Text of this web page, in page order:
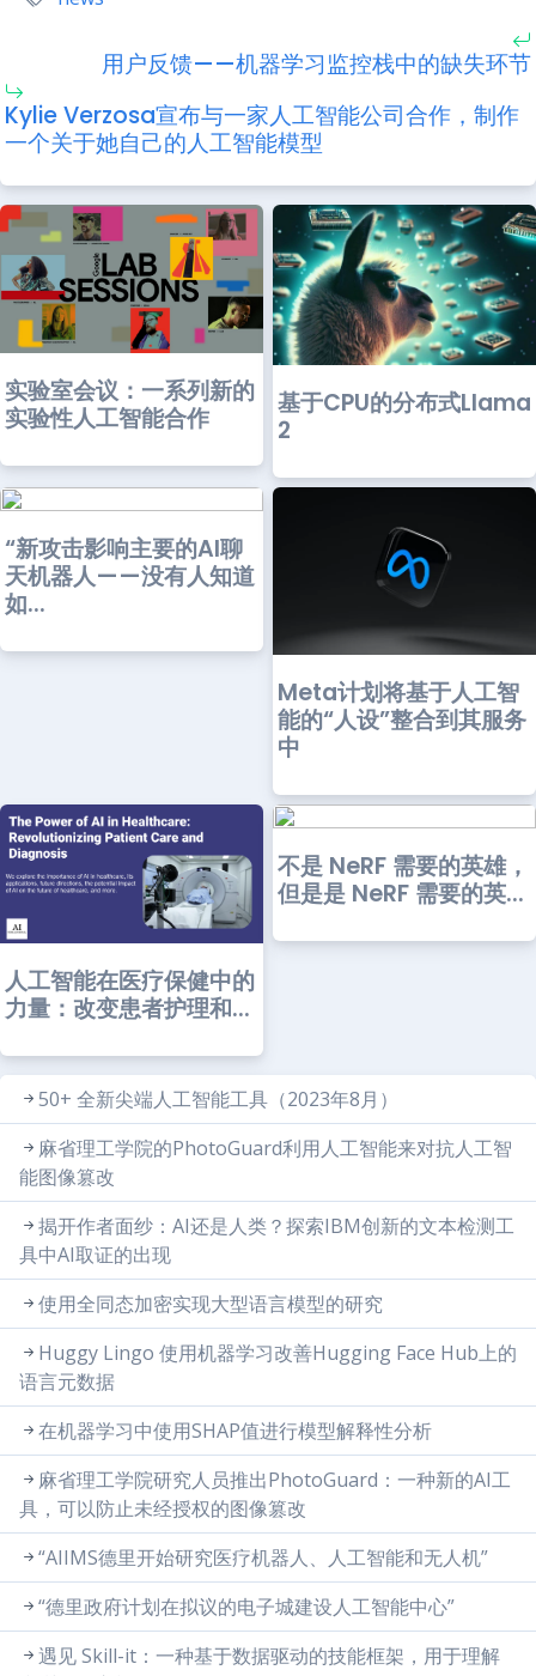
用户反馈——机器学习监控栈中的缺失环节
Kylie Verzosa宣布与一家人工智能公司合作，制作
一个关于她自己的人工智能模型
实验室会议：一系列新的
实验性人工智能合作
基于CPU的分布式Llama
2
“新攻击影响主要的AI聊
天机器人——没有人知道
如...
Meta计划将基于人工智
能的“人设”整合到其服务
中
人工智能在医疗保健中的
力量：改变患者护理和...
不是 NeRF 需要的英雄，
但是是 NeRF 需要的英...
50+ 全新尖端人工智能工具（2023年8月）
麻省理工学院的PhotoGuard利用人工智能来对抗人工智
能图像篡改
揭开作者面纱：AI还是人类？探索IBM创新的文本检测工
具中AI取证的出现
使用全同态加密实现大型语言模型的研究
Huggy Lingo 使用机器学习改善Hugging Face Hub上的
语言元数据
在机器学习中使用SHAP值进行模型解释性分析
麻省理工学院研究人员推出PhotoGuard：一种新的AI工
具，可以防止未经授权的图像篡改
“AIIMS德里开始研究医疗机器人、人工智能和无人机”
“德里政府计划在拟议的电子城建设人工智能中心”
遇见 Skill-it：一种基于数据驱动的技能框架，用于理解